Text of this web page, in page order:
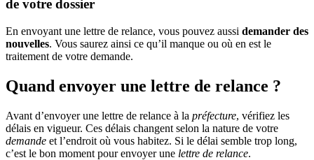
de votre dossier
En envoyant une lettre de relance, vous pouvez aussi demander des
nouvelles. Vous saurez ainsi ce qu’il manque ou où en est le
traitement de votre demande.
Quand envoyer une lettre de relance ?
Avant d’envoyer une lettre de relance à la préfecture, vérifiez les
délais en vigueur. Ces délais changent selon la nature de votre
demande et l’endroit où vous habitez. Si le délai semble trop long,
c’est le bon moment pour envoyer une lettre de relance.